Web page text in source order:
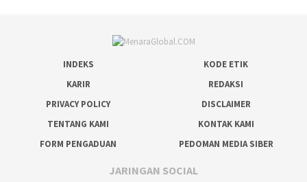
INDEKS
KODE ETIK
KARIR
REDAKSI
PRIVACY POLICY
DISCLAIMER
TENTANG KAMI
KONTAK KAMI
FORM PENGADUAN
PEDOMAN MEDIA SIBER
JARINGAN SOCIAL